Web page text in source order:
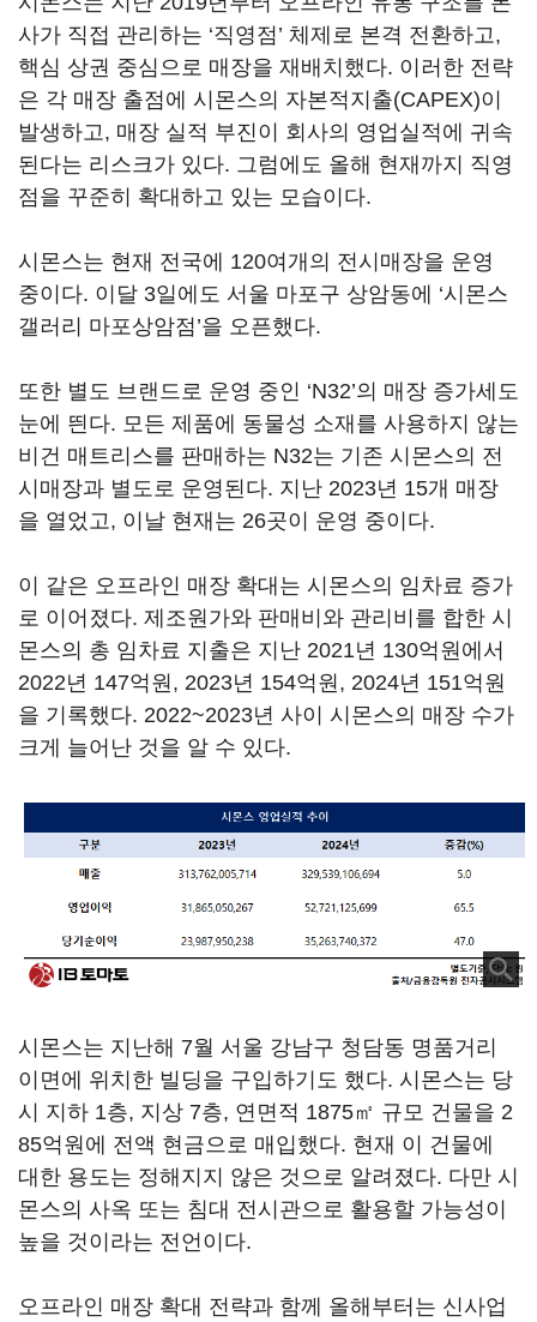
사가 직접 관리하는 ‘직영점’ 체제로 본격 전환하고,
핵심 상권 중심으로 매장을 재배치했다. 이러한 전략
은 각 매장 출점에 시몬스의 자본적지출(CAPEX)이
발생하고, 매장 실적 부진이 회사의 영업실적에 귀속
된다는 리스크가 있다. 그럼에도 올해 현재까지 직영
점을 꾸준히 확대하고 있는 모습이다.
시몬스는 현재 전국에 120여개의 전시매장을 운영
중이다. 이달 3일에도 서울 마포구 상암동에 ‘시몬스
갤러리 마포상암점’을 오픈했다.
또한 별도 브랜드로 운영 중인 ‘N32’의 매장 증가세도
눈에 띈다. 모든 제품에 동물성 소재를 사용하지 않는
비건 매트리스를 판매하는 N32는 기존 시몬스의 전
시매장과 별도로 운영된다. 지난 2023년 15개 매장
을 열었고, 이날 현재는 26곳이 운영 중이다.
이 같은 오프라인 매장 확대는 시몬스의 임차료 증가
로 이어졌다. 제조원가와 판매비와 관리비를 합한 시
몬스의 총 임차료 지출은 지난 2021년 130억원에서
2022년 147억원, 2023년 154억원, 2024년 151억원
을 기록했다. 2022~2023년 사이 시몬스의 매장 수가
크게 늘어난 것을 알 수 있다.
시몬스는 지난해 7월 서울 강남구 청담동 명품거리
이면에 위치한 빌딩을 구입하기도 했다. 시몬스는 당
시 지하 1층, 지상 7층, 연면적 1875㎡ 규모 건물을 2
85억원에 전액 현금으로 매입했다. 현재 이 건물에
대한 용도는 정해지지 않은 것으로 알려졌다. 다만 시
몬스의 사옥 또는 침대 전시관으로 활용할 가능성이
높을 것이라는 전언이다.
오프라인 매장 확대 전략과 함께 올해부터는 신사업